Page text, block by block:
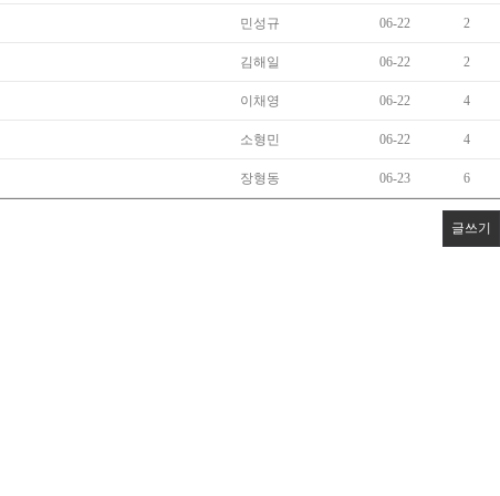
민성규 06-22 2
김해일 06-22 2
이채영 06-22 4
소형민 06-22 4
장형동 06-23 6
글쓰기